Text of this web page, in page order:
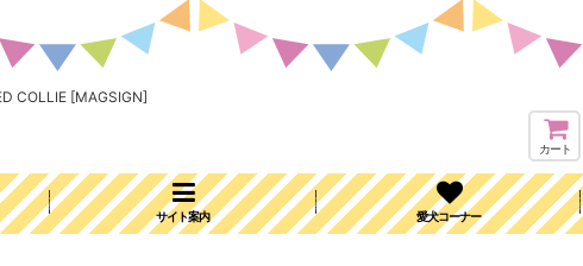
COLLIE [MAGSIGN]
カート
サイト案内 愛犬コーナー